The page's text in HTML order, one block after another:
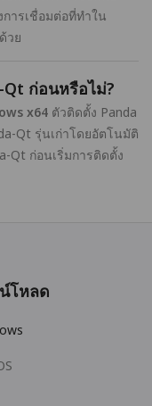
ารเชื่อมต่อที่ทำใน
วย
ก่อนหรือไม่?
x64 ตัวติดตั้ง Panda
Qt รุ่นเก่าโดยอัตโนมัติ
Qt ก่อนเริ่มการติดตั้ง
โหลด